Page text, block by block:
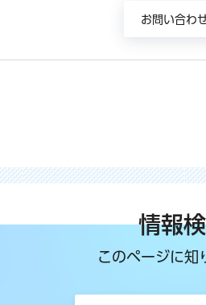
情報
このページに知